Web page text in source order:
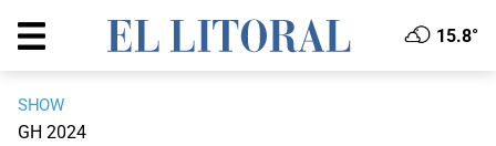
15.8°
SHOW
GH 2024